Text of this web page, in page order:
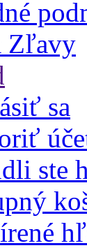
Zľavy
sa
ste